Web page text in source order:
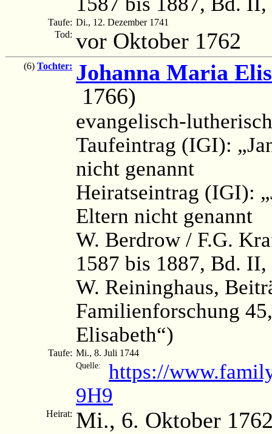
Taufe: Di., 12. Dezember 1741
Tod: vor Oktober 1762
(6) Tochter: Johanna Maria
1766)
evangelisch-lutherisch
Taufeintrag (IGI):
nicht genannt
Heiratseintrag (IGI):
Eltern nicht genannt
W. Berdrow / F.G.
1587 bis 1887, Bd.
W. Reininghaus,
Familienforschung
Elisabeth“)
Taufe: Mi., 8. Juli 1744
Quelle:
https://
9H9
Heirat: Mi., 6. Oktober